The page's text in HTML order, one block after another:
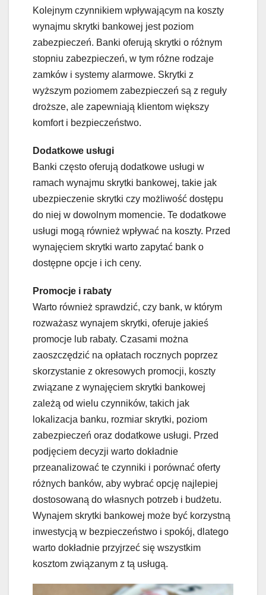
Kolejnym czynnikiem wpływającym na koszty
wynajmu skrytki bankowej jest poziom
zabezpieczeń. Banki oferują skrytki o różnym
stopniu zabezpieczeń, w tym różne rodzaje
zamków i systemy alarmowe. Skrytki z
wyższym poziomem zabezpieczeń są z reguły
droższe, ale zapewniają klientom większy
komfort i bezpieczeństwo.
Dodatkowe usługi
Banki często oferują dodatkowe usługi w
ramach wynajmu skrytki bankowej, takie jak
ubezpieczenie skrytki czy możliwość dostępu
do niej w dowolnym momencie. Te dodatkowe
usługi mogą również wpływać na koszty. Przed
wynajęciem skrytki warto zapytać bank o
dostępne opcje i ich ceny.
Promocje i rabaty
Warto również sprawdzić, czy bank, w którym
rozważasz wynajem skrytki, oferuje jakieś
promocje lub rabaty. Czasami można
zaoszczędzić na opłatach rocznych poprzez
skorzystanie z okresowych promocji, koszty
związane z wynajęciem skrytki bankowej
zależą od wielu czynników, takich jak
lokalizacja banku, rozmiar skrytki, poziom
zabezpieczeń oraz dodatkowe usługi. Przed
podjęciem decyzji warto dokładnie
przeanalizować te czynniki i porównać oferty
różnych banków, aby wybrać opcję najlepiej
dostosowaną do własnych potrzeb i budżetu.
Wynajem skrytki bankowej może być korzystną
inwestycją w bezpieczeństwo i spokój, dlatego
warto dokładnie przyjrzeć się wszystkim
kosztom związanym z tą usługą.